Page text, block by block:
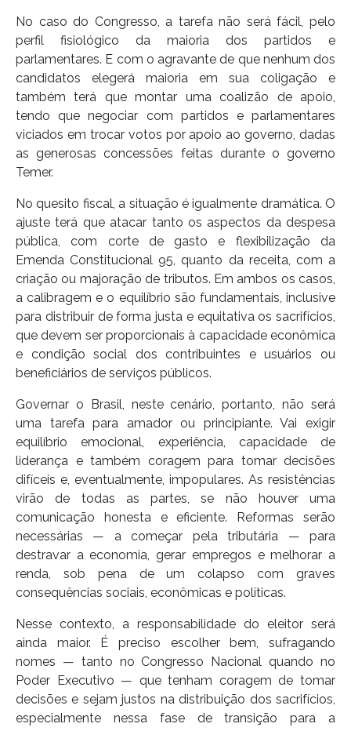
No caso do Congresso, a tarefa não será fácil, pelo
perfil fisiológico da maioria dos partidos e
parlamentares. E com o agravante de que nenhum dos
candidatos elegerá maioria em sua coligação e
também terá que montar uma coalizão de apoio,
tendo que negociar com partidos e parlamentares
viciados em trocar votos por apoio ao governo, dadas
as generosas concessões feitas durante o governo
Temer.
No quesito fiscal, a situação é igualmente dramática. O
ajuste terá que atacar tanto os aspectos da despesa
pública, com corte de gasto e flexibilização da
Emenda Constitucional 95, quanto da receita, com a
criação ou majoração de tributos. Em ambos os casos,
a calibragem e o equilíbrio são fundamentais, inclusive
para distribuir de forma justa e equitativa os sacrifícios,
que devem ser proporcionais à capacidade econômica
e condição social dos contribuintes e usuários ou
beneficiários de serviços públicos.
Governar o Brasil, neste cenário, portanto, não será
uma tarefa para amador ou principiante. Vai exigir
equilíbrio emocional, experiência, capacidade de
liderança e também coragem para tomar decisões
difíceis e, eventualmente, impopulares. As resistências
virão de todas as partes, se não houver uma
comunicação honesta e eficiente. Reformas serão
necessárias — a começar pela tributária — para
destravar a economia, gerar empregos e melhorar a
renda, sob pena de um colapso com graves
consequências sociais, econômicas e políticas.
Nesse contexto, a responsabilidade do eleitor será
ainda maior. É preciso escolher bem, sufragando
nomes — tanto no Congresso Nacional quando no
Poder Executivo — que tenham coragem de tomar
decisões e sejam justos na distribuição dos sacrifícios,
especialmente nessa fase de transição para a